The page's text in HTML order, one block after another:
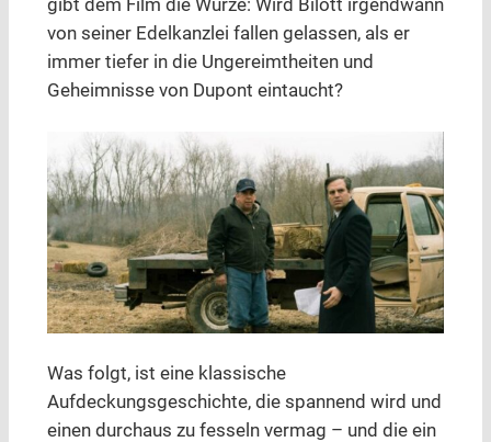
gibt dem Film die Würze: Wird Bilott irgendwann
von seiner Edelkanzlei fallen gelassen, als er
immer tiefer in die Ungereimtheiten und
Geheimnisse von Dupont eintaucht?
Was folgt, ist eine klassische
Aufdeckungsgeschichte, die spannend wird und
einen durchaus zu fesseln vermag – und die ein